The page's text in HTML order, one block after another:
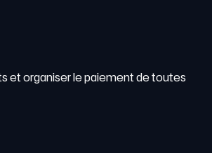
et organiser le paiement de toutes